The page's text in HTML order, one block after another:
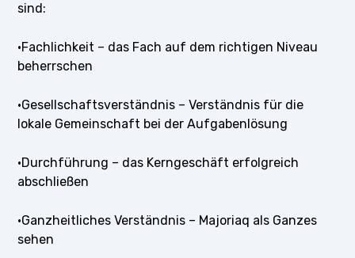
sind:
·Fachlichkeit – das Fach auf dem richtigen Niveau
beherrschen
·Gesellschaftsverständnis – Verständnis für die
lokale Gemeinschaft bei der Aufgabenlösung
·Durchführung – das Kerngeschäft erfolgreich
abschließen
·Ganzheitliches Verständnis – Majoriaq als Ganzes
sehen